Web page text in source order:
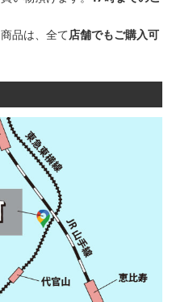
品は、全て店舗でもご購入可